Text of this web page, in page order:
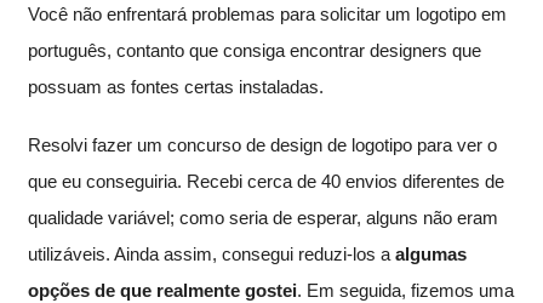
Você não enfrentará problemas para solicitar um logotipo em
português, contanto que consiga encontrar designers que
possuam as fontes certas instaladas.
Resolvi fazer um concurso de design de logotipo para ver o
que eu conseguiria. Recebi cerca de 40 envios diferentes de
qualidade variável; como seria de esperar, alguns não eram
utilizáveis. Ainda assim, consegui reduzi-los a algumas
opções de que realmente gostei. Em seguida, fizemos uma